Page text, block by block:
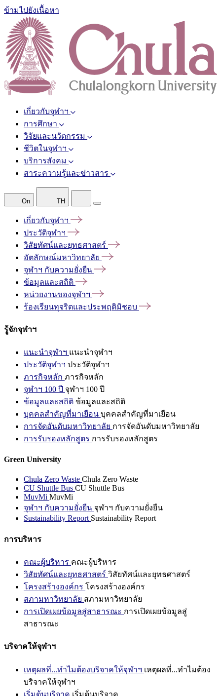
ข้ามไปยังเนื้อหา
เกี่ยวกับจุฬาฯ
การศึกษา
วิจัยและนวัตกรรม
ชีวิตในจุฬาฯ
บริการสังคม
สาระความรู้และข่าวสาร
On TH
เกี่ยวกับจุฬาฯ
ประวัติจุฬาฯ
วิสัยทัศน์และยุทธศาสตร์
อัตลักษณ์มหาวิทยาลัย
จุฬาฯ กับความยั่งยืน
ข้อมูลและสถิติ
หน่วยงานของจุฬาฯ
ร้องเรียนทุจริตและประพฤติมิชอบ
รู้จักจุฬาฯ
แนะนำจุฬาฯ แนะนำจุฬาฯ
ประวัติจุฬาฯ ประวัติจุฬาฯ
ภารกิจหลัก ภารกิจหลัก
จุฬาฯ 100 ปี จุฬาฯ 100 ปี
ข้อมูลและสถิติ ข้อมูลและสถิติ
บุคคลสำคัญที่มาเยือน บุคคลสำคัญที่มาเยือน
การจัดอันดับมหาวิทยาลัย การจัดอันดับมหาวิทยาลัย
การรับรองหลักสูตร การรับรองหลักสูตร
Green University
Chula Zero Waste Chula Zero Waste
CU Shuttle Bus CU Shuttle Bus
MuvMi MuvMi
จุฬาฯ กับความยั่งยืน จุฬาฯ กับความยั่งยืน
Sustainability Report Sustainability Report
การบริหาร
คณะผู้บริหาร คณะผู้บริหาร
วิสัยทัศน์และยุทธศาสตร์ วิสัยทัศน์และยุทธศาสตร์
โครงสร้างองค์กร โครงสร้างองค์กร
สภามหาวิทยาลัย สภามหาวิทยาลัย
การเปิดเผยข้อมูลสู่สาธารณะ การเปิดเผยข้อมูลสู่
สาธารณะ
บริจาคให้จุฬาฯ
เหตุผลที่...ทำไมต้องบริจาคให้จุฬาฯ เหตุผลที่...ทำไมต้อง
บริจาคให้จุฬาฯ
เริ่มต้นบริจาค เริ่มต้นบริจาค